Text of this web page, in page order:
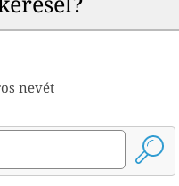
nevét